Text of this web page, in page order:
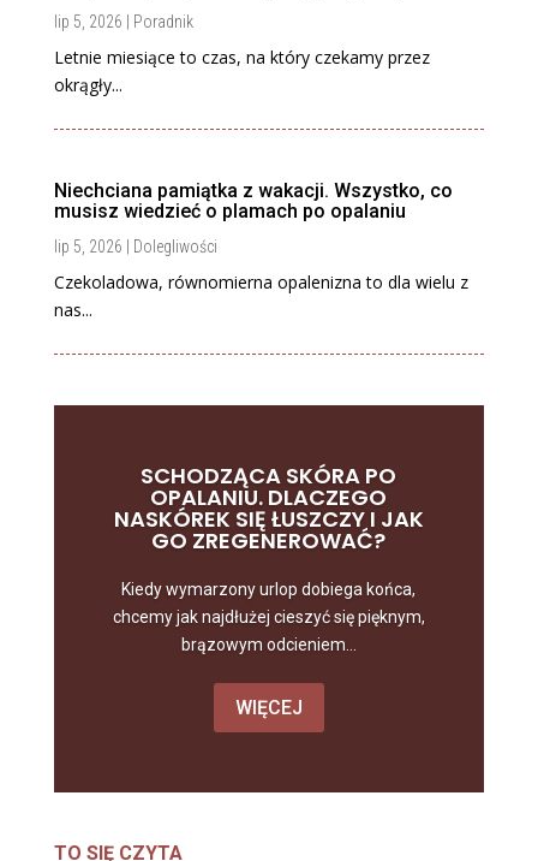
lip 5, 2026 Poradnik
Letnie miesiące to czas, na który czekamy przez
okrągły...
Niechciana pamiątka z wakacji. Wszystko, co
musisz wiedzieć o plamach po opalaniu
lip 5, 2026 Dolegliwości
Czekoladowa, równomierna opalenizna to dla wielu z
nas...
SCHODZĄCA SKÓRA PO
OPALANIU. DLACZEGO
NASKÓREK SIĘ ŁUSZCZY I JAK
GO ZREGENEROWAĆ?
Kiedy wymarzony urlop dobiega końca,
chcemy jak najdłużej cieszyć się pięknym,
brązowym odcieniem...
WIĘCEJ
TO SIĘ CZYTA